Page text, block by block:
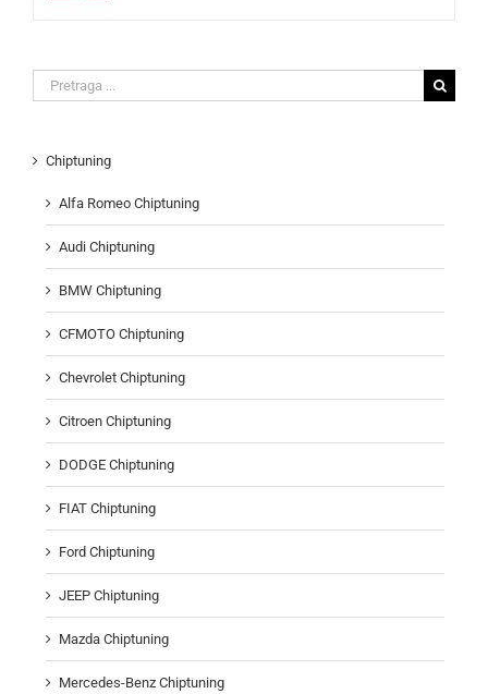
Search
for:
Chiptuning
Alfa Romeo Chiptuning
Audi Chiptuning
BMW Chiptuning
CFMOTO Chiptuning
Chevrolet Chiptuning
Citroen Chiptuning
DODGE Chiptuning
FIAT Chiptuning
Ford Chiptuning
JEEP Chiptuning
Mazda Chiptuning
Mercedes-Benz Chiptuning